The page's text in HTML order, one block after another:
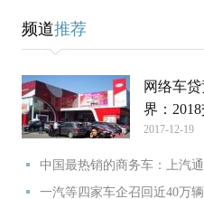
频道推荐
网络车
界：
2017-12-19
中国最热销的商务车：上汽
一汽等四家车企召回近40万